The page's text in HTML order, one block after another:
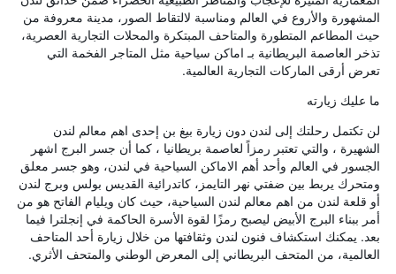
المشهورة والأروع في العالم ومناسبة لالتقاط الصور، مدينة معروفة من
حيث المطاعم المتطورة والمتاحف المبتكرة والمحلات التجارية العصرية،
تذخر العاصمة البريطانية بـ اماكن سياحية مثل المتاجر الفخمة التي
تعرض أرقى الماركات التجارية العالمية.
ما عليك زيارته
لن تكتمل رحلتك إلى لندن دون زيارة بيغ بن إحدى اهم معالم لندن
الشهيرة ، والتي تعتبر رمزاً لعاصمة بريطانيا ، كما أن جسر البرج اشهر
الجسور في العالم وأحد أهم الاماكن السياحية في لندن، وهو جسر معلق
ومتحرك يربط بين ضفتي نهر التايمز، كاتدرائية القديس بولس وبرج لندن
أو قلعة لندن من اهم معالم لندن السياحية، حيث كان ويليام الفاتح هو من
أمر ببناء البرج الأبيض ليصبح رمزًا لقوة الأسرة الحاكمة في إنجلترا فيما
بعد. يمكنك استكشاف فنون لندن وثقافتها من خلال زيارة أحد المتاحف
العالمية، من المتحف البريطاني إلى المعرض الوطني والمتحف الأثري.